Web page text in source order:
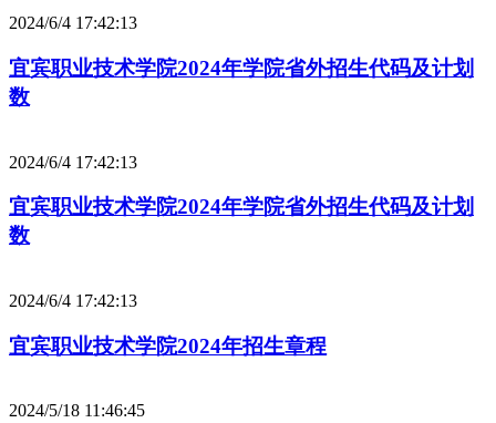
2024/6/4 17:42:13
宜宾职业技术学院2024年学院省外招生代码及计划
数
2024/6/4 17:42:13
宜宾职业技术学院2024年学院省外招生代码及计划
数
2024/6/4 17:42:13
宜宾职业技术学院2024年招生章程
2024/5/18 11:46:45